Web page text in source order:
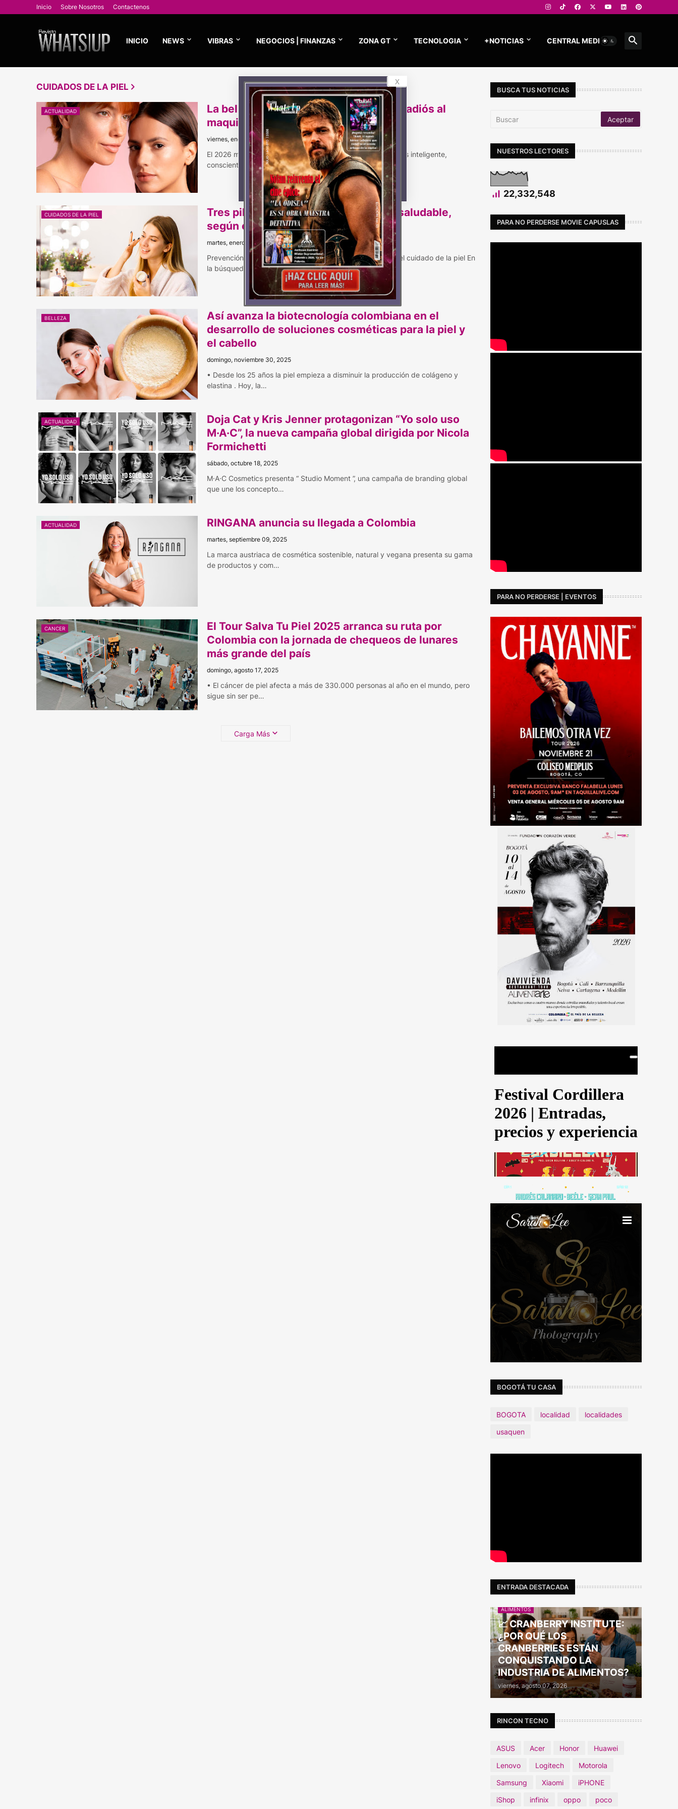
Inicio Sobre Nosotros Contactenos
INICIO NEWS VIBRAS NEGOCIOS | FINANZAS ZONA GT TECNOLOGIA +NOTICIAS CENTRAL MEDIOS
CUIDADOS DE LA PIEL
ACTUALIDAD
La belleza 2026 se vuelve inteligente: adiós al
maquillaje pesado, hola a la piel real
viernes, enero 30, 2026
El 2026 marca un cambio hacia un cuidado de la belleza más inteligente,
consciente e individuali…
CUIDADOS DE LA PIEL
Tres pilares para una piel luminosa y saludable,
según expertos en estética
martes, enero 13, 2026
Prevención y rutina diaria: el dúo que marca tendencia en el cuidado de la piel En
la búsqueda d…
BELLEZA
Así avanza la biotecnología colombiana en el
desarrollo de soluciones cosméticas para la piel y
el cabello
domingo, noviembre 30, 2025
• Desde los 25 años la piel empieza a disminuir la producción de colágeno y
elastina . Hoy, la…
ACTUALIDAD
Doja Cat y Kris Jenner protagonizan “Yo solo uso
M·A·C”, la nueva campaña global dirigida por Nicola
Formichetti
sábado, octubre 18, 2025
M·A·C Cosmetics presenta “ Studio Moment ”, una campaña de branding global
que une los concepto…
ACTUALIDAD RINGANA anuncia su llegada a Colombia
martes, septiembre 09, 2025
La marca austriaca de cosmética sostenible, natural y vegana presenta su gama
de productos y com…
CANCER
El Tour Salva Tu Piel 2025 arranca su ruta por
Colombia con la jornada de chequeos de lunares
más grande del país
domingo, agosto 17, 2025
• El cáncer de piel afecta a más de 330.000 personas al año en el mundo, pero
sigue sin ser pe…
Carga Más
BUSCA TUS NOTICIAS
NUESTROS LECTORES
22,332,548
PARA NO PERDERSE MOVIE CAPUSLAS
PARA NO PERDERSE | EVENTOS
BOGOTÁ TU CASA
BOGOTA localidad
localidades
usaquen
ENTRADA DESTACADA
ALIMENTOS
📈 CRANBERRY INSTITUTE:
¿POR QUÉ LOS
CRANBERRIES ESTÁN
CONQUISTANDO LA
INDUSTRIA DE ALIMENTOS?
viernes, agosto 07, 2026
RINCON TECNO
ASUS Acer Honor
Huawei
Lenovo
Logitech
Motorola
Samsung
Xiaomi
iPHONE
iShop
infinix oppo poco
x